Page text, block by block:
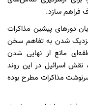
فراهم سازد.
دورهای پیشین مذاکرات
نزدیک شدن به تفاهم سخن
مانع از نهایی شدن
اسرائیل در این روند
سرنوشت مذاکرات مطرح بوده